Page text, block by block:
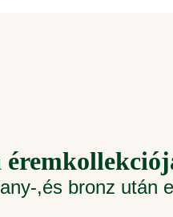
,és bronz után